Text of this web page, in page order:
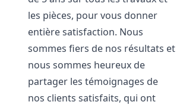
les pièces, pour vous donner
entière satisfaction. Nous
sommes fiers de nos résultats et
nous sommes heureux de
partager les témoignages de
nos clients satisfaits, qui ont